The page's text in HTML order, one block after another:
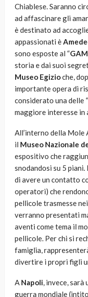
Chiablese. Saranno
ad affascinare gli
è destinato ad
appassionati è
sono esposte al “GAM
storia e dai suoi
Museo Egizioche,
importante opera di
considerato una delle
maggiore interesse in
All’interno della Mole
il Museo Nazionale
espositivo che
snodandosi su 5
di avere un contatto
operatori) che
pellicole trasmesse
verranno presentati
aventi come tema il
pellicole. Per chi si
famiglia,
divertire i propri figli
A Napoli, invece, sarà
guerra mondiale